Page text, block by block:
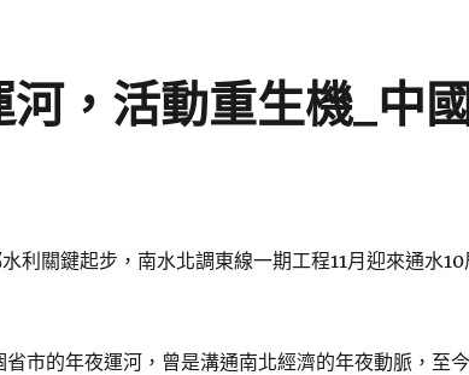
，活動重生機_中
利關鍵起步，南水北調東線一期工程11月迎來通水10
市的年夜運河，曾是溝通南北經濟的年夜動脈，至今